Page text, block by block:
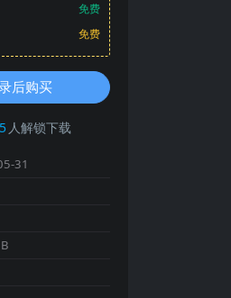
免费
免费
后购买
人解锁下载
31